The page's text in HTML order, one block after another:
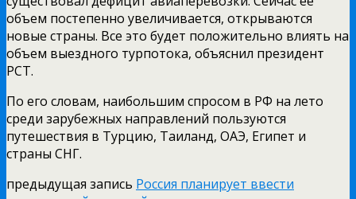
объем постепенно увеличивается, открываются
новые страны. Все это будет положительно влиять на
объем выездного турпотока, объяснил президент
РСТ.
По его словам, наибольшим спросом в РФ на лето
среди зарубежных направлений пользуются
путешествия в Турцию, Таиланд, ОАЭ, Египет и
страны СНГ.
предыдущая запись Россия планирует ввести